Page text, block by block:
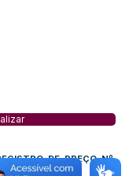
DE PREÇO Nº.